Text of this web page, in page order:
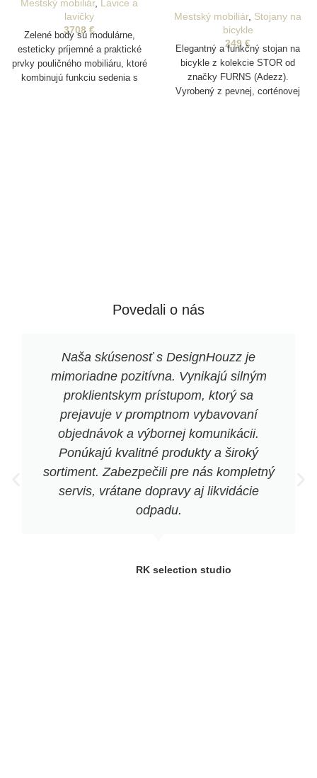
Mestský mobiliár, Lavice a
lavičky
3708 €
Zelené body sú modulárne,
esteticky príjemné a praktické
prvky pouličného mobiliáru, ktoré
kombinujú funkciu sedenia s
Mestský mobiliár, Stojany na
bicykle
249 €
Elegantný a funkčný stojan na
bicykle z kolekcie STOR od
značky FURNS (Adezz).
Vyrobený z pevnej, corténovej
Povedali o nás
Naša skúsenosť s DesignHouzz je
mimoriadne pozitívna. Vynikajú silným
proklientskym prístupom, ktorý sa
prejavuje v promptnom vybavovaní
objednávok a výbornej komunikácii.
Ponúkajú kvalitné produkty a široký
sortiment. Zabezpečili pre nás kompletný
servis, vrátane dopravy aj likvidácie
odpadu.
RK selection studio